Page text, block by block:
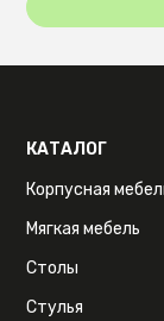
КАТАЛОГ
Корпусная
Мягкая мебель
Столы
Стулья